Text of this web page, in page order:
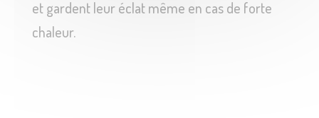
et gardent leur éclat même en cas de forte
chaleur.